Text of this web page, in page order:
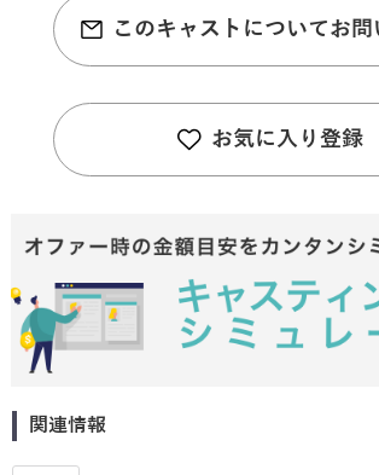
このキャストについてお問
お気に入り登録
関連情報